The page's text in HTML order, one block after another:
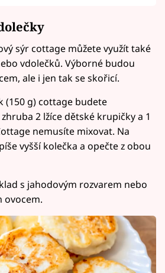
sýr cottage můžete využít také
vdolečků. Výborné budou
ale i jen tak se skořicí.
(150 g) cottage budete
2 lžíce dětské krupičky a 1
nemusíte mixovat. Na
vyšší kolečka a opečte z obou
s jahodovým rozvarem nebo
ovocem.